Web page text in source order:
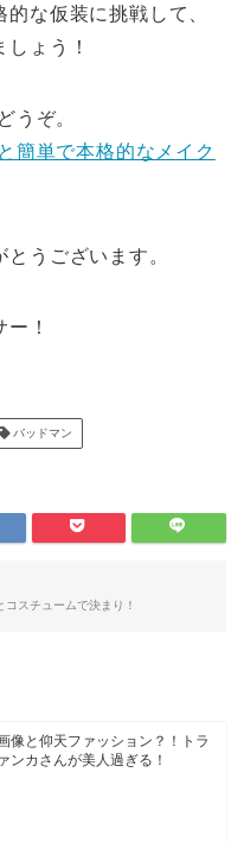
な仮装に挑戦して、
ょう！
うぞ。
簡単で本格的なメイク
うございます。
！
バッドマン
スチュームで決まり！
像と仰天ファッション？！トラ
ンカさんが美人過ぎる！